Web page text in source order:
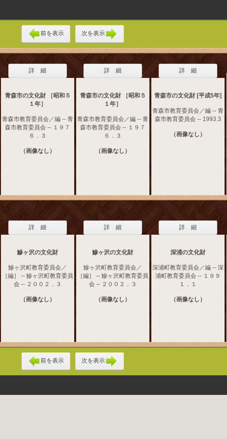
前を表示 次を表示
詳 細
青森市の文化財 ［昭和５
１年］
青森市教育委員会／編 -- 青
森市教育委員会 -- １９７
６．３
（画像なし）
詳 細
青森市の文化財 ［昭和５
１年］
青森市教育委員会／編 -- 青
森市教育委員会 -- １９７
６．３
（画像なし）
詳 細
青森市の文化財 [平成5年]
青森市教育委員会／編 -- 青
森市教育委員会 -- 1993.3
（画像なし）
詳 細
鰺ヶ沢の文化財
鰺ヶ沢町教育委員会／
［編］ -- 鰺ヶ沢町教育委員
会 -- ２００２．３
（画像なし）
詳 細
鰺ヶ沢の文化財
鰺ヶ沢町教育委員会／
［編］ -- 鰺ヶ沢町教育委員
会 -- ２００２．３
（画像なし）
詳 細
深浦の文化財
深浦町教育委員会／編 -- 深
浦町教育委員会 -- １９９
１．１
（画像なし）
前を表示 次を表示